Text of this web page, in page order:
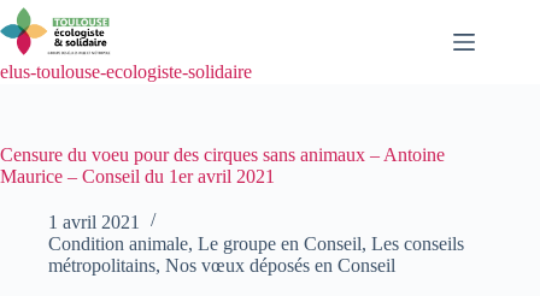
Passer
au
contenu
elus-toulouse-ecologiste-solidaire
Censure du voeu pour des cirques sans animaux – Antoine
Maurice – Conseil du 1er avril 2021
1 avril 2021
Condition animale, Le groupe en Conseil, Les conseils
métropolitains, Nos vœux déposés en Conseil